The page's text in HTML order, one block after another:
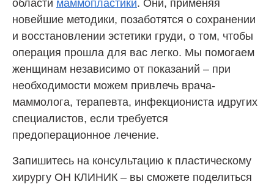
области маммопластики. Они, применяя
новейшие методики, позаботятся о сохранении
и восстановлении эстетики груди, о том, чтобы
операция прошла для вас легко. Мы помогаем
женщинам независимо от показаний – при
необходимости можем привлечь врача-
маммолога, терапевта, инфекциониста идругих
специалистов, если требуется
предоперационное лечение.
Запишитесь на консультацию к пластическому
хирургу ОН КЛИНИК – вы сможете поделиться